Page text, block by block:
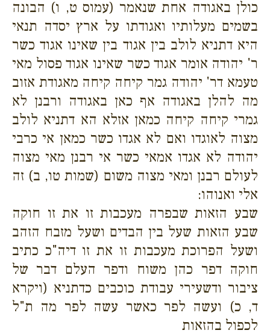
כולן באגודה אחת שנאמר (עמוס ט, ו) הבונה
בשמים מעלותיו ואגודתו על ארץ יסדה תנאי
היא דתניא לולב בין אגוד בין שאינו אגוד כשר
ר' יהודה אומר אגוד כשר שאינו אגוד פסול מאי
טעמא דר' יהודה גמר קיחה קיחה מאגודת אזוב
מה להלן באגודה אף כאן באגודה ורבנן לא
גמרי קיחה קיחה כמאן אזלא הא דתניא לולב
מצוה לאוגדו ואם לא אגדו כשר כמאן אי כרבי
יהודה לא אגדו אמאי כשר אי רבנן מאי מצוה
לעולם רבנן ומאי מצוה משום (שמות טו, ב) זה
אלי ואנוהו:
שבע הזאות שבפרה מעכבות זו את זו חוקה
שבע הזאות שעל בין הבדים ושעל מזבח הזהב
ושעל הפרוכת מעכבות זו את זו דיה"כ כתיב
חוקה דפר כהן משוח ודפר העלם דבר של
ציבור ודשעירי עבודת כוכבים כדתניא (ויקרא
ד, כ) ועשה לפר כאשר עשה לפר מה ת"ל
לכפול בהזאות